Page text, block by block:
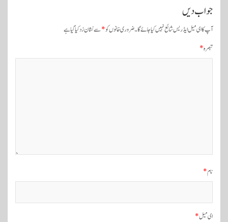
ن
جواب دیں
آپ کا ای میل ایڈریس شائع نہیں کیا جائے گا۔ضروری خانوں کو*سے نشان زد کیا گیا ہے
تبصرہ*
نام*
ای میل*